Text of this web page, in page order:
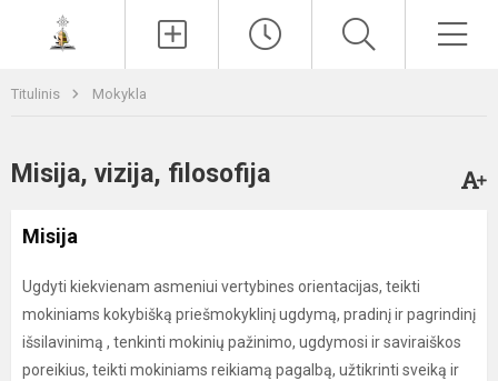
Titulinis Mokykla
Misija, vizija, filosofija
Misija
Ugdyti kiekvienam asmeniui vertybines orientacijas, teikti
mokiniams kokybišką priešmokyklinį ugdymą, pradinį ir pagrindinį
išsilavinimą , tenkinti mokinių pažinimo, ugdymosi ir saviraiškos
poreikius, teikti mokiniams reikiamą pagalbą, užtikrinti sveiką ir